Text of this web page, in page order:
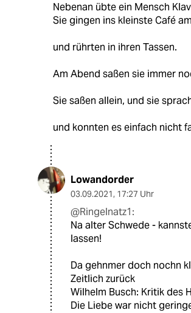
Nebenan übte ein Mensch
Sie gingen ins kleinste Café
und rührten in ihren Tassen.
Am Abend saßen sie immer
Sie saßen allein, und sie
und konnten es einfach nicht
Lowandorder
03.09.2021, 17:27 Uhr
@Ringelnatz1:
Na alter Schwede -
lassen!
Da gehnmer doch nochn
Zeitlich zurück
Wilhelm Busch: Kritik des
Die Liebe war nicht